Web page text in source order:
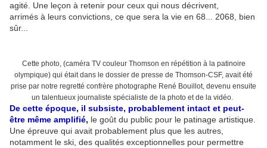
agité. Une leçon à retenir pour ceux qui nous décrivent,
arrimés à leurs convictions, ce que sera la vie en 68... 2068, bien
sûr...
Cette photo, (caméra TV couleur Thomson en répétition à la patinoire
olympique) qui était dans le dossier de presse de Thomson-CSF, avait été
prise par notre regretté confrère photographe René Bouillot, devenu ensuite
un talentueux journaliste spécialiste de la photo et de la vidéo.
De cette époque, il subsiste, probablement intact et peut-
être même amplifié, le goût du public pour le patinage artistique.
Une épreuve qui avait probablement plus que les autres,
notamment le ski, des qualités exceptionnelles pour permettre